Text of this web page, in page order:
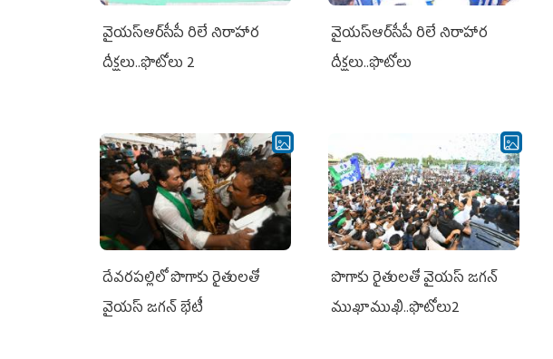
వైయ‌స్ఆర్‌సీపీ రిలే నిరాహార
దీక్షలు..ఫొటోలు 2
వైయ‌స్ఆర్‌సీపీ రిలే నిరాహార
దీక్షలు..ఫొటోలు
దేవరపల్లిలో పొగాకు రైతులతో
వైయస్ జగన్ భేటీ
పొగాకు రైతుల‌తో వైయ‌స్ జ‌గ‌న్
ముఖాముఖి..ఫొటోలు2